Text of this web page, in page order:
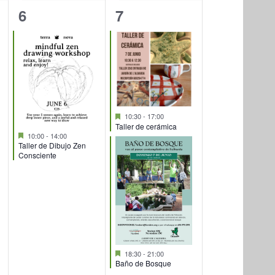
1
evento,
6
Destacado
10:00- 14:00
Taller de Dibujo Zen
Consciente
2
eventos,
7
Destacado
10:30- 17:00
Taller de cerámica
Destacado
18:30- 21:00
Baño de Bosque